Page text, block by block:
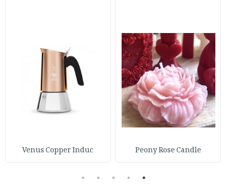
Peony Rose Candle
Venus Copper Induc
1
2
3
4
5